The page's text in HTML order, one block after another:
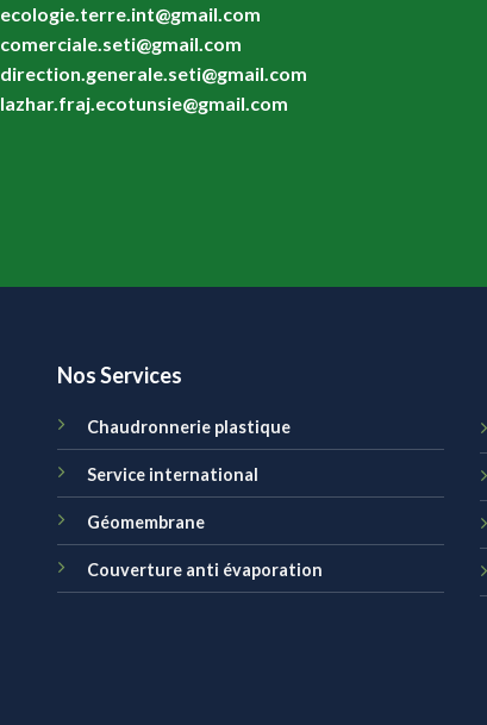
ecologie.terre.int@gmail.com
comerciale.seti@gmail.com
direction.generale.seti@gmail.com
lazhar.fraj.ecotunsie@gmail.com
Nos Services
Chaudronnerie plastique
Service international
Géomembrane
Couverture anti évaporation